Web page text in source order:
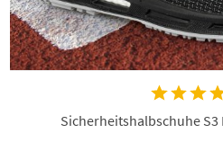
Sicherheitshalbschuhe S3